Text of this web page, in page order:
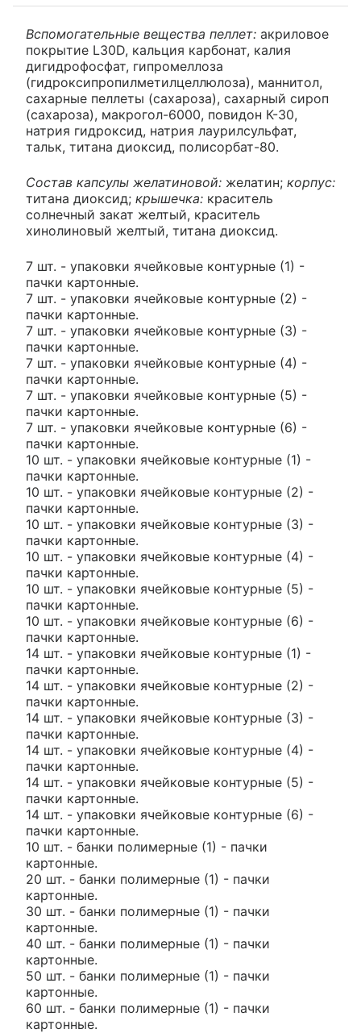
Вспомогательные вещества пеллет: акриловое
покрытие L30D, кальция карбонат, калия
дигидрофосфат, гипромеллоза
(гидроксипропилметилцеллюлоза), маннитол,
сахарные пеллеты (сахароза), сахарный сироп
(сахароза), макрогол-6000, повидон К-30,
натрия гидроксид, натрия лаурилсульфат,
тальк, титана диоксид, полисорбат-80.
Состав капсулы желатиновой: желатин; корпус:
титана диоксид; крышечка: краситель
солнечный закат желтый, краситель
хинолиновый желтый, титана диоксид.
7 шт. - упаковки ячейковые контурные (1) -
пачки картонные.
7 шт. - упаковки ячейковые контурные (2) -
пачки картонные.
7 шт. - упаковки ячейковые контурные (3) -
пачки картонные.
7 шт. - упаковки ячейковые контурные (4) -
пачки картонные.
7 шт. - упаковки ячейковые контурные (5) -
пачки картонные.
7 шт. - упаковки ячейковые контурные (6) -
пачки картонные.
10 шт. - упаковки ячейковые контурные (1) -
пачки картонные.
10 шт. - упаковки ячейковые контурные (2) -
пачки картонные.
10 шт. - упаковки ячейковые контурные (3) -
пачки картонные.
10 шт. - упаковки ячейковые контурные (4) -
пачки картонные.
10 шт. - упаковки ячейковые контурные (5) -
пачки картонные.
10 шт. - упаковки ячейковые контурные (6) -
пачки картонные.
14 шт. - упаковки ячейковые контурные (1) -
пачки картонные.
14 шт. - упаковки ячейковые контурные (2) -
пачки картонные.
14 шт. - упаковки ячейковые контурные (3) -
пачки картонные.
14 шт. - упаковки ячейковые контурные (4) -
пачки картонные.
14 шт. - упаковки ячейковые контурные (5) -
пачки картонные.
14 шт. - упаковки ячейковые контурные (6) -
пачки картонные.
10 шт. - банки полимерные (1) - пачки
картонные.
20 шт. - банки полимерные (1) - пачки
картонные.
30 шт. - банки полимерные (1) - пачки
картонные.
40 шт. - банки полимерные (1) - пачки
картонные.
50 шт. - банки полимерные (1) - пачки
картонные.
60 шт. - банки полимерные (1) - пачки
картонные.